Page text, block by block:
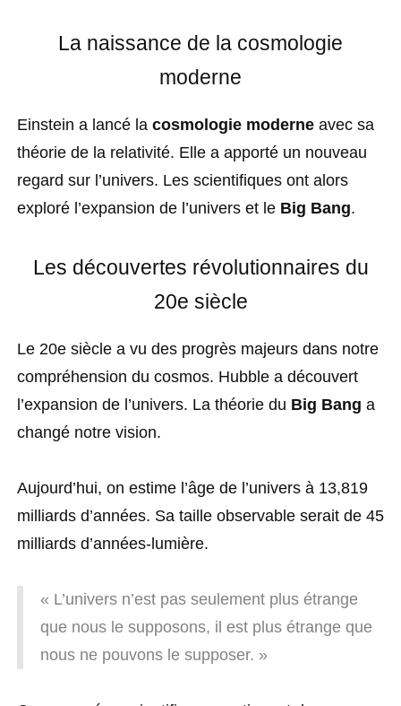
La naissance de la cosmologie
moderne
Einstein a lancé la cosmologie moderne avec sa
théorie de la relativité. Elle a apporté un nouveau
regard sur l’univers. Les scientifiques ont alors
exploré l’expansion de l’univers et le Big Bang.
Les découvertes révolutionnaires du
20e siècle
Le 20e siècle a vu des progrès majeurs dans notre
compréhension du cosmos. Hubble a découvert
l’expansion de l’univers. La théorie du Big Bang a
changé notre vision.
Aujourd’hui, on estime l’âge de l’univers à 13,819
milliards d’années. Sa taille observable serait de 45
milliards d’années-lumière.
« L’univers n’est pas seulement plus étrange
que nous le supposons, il est plus étrange que
nous ne pouvons le supposer. »